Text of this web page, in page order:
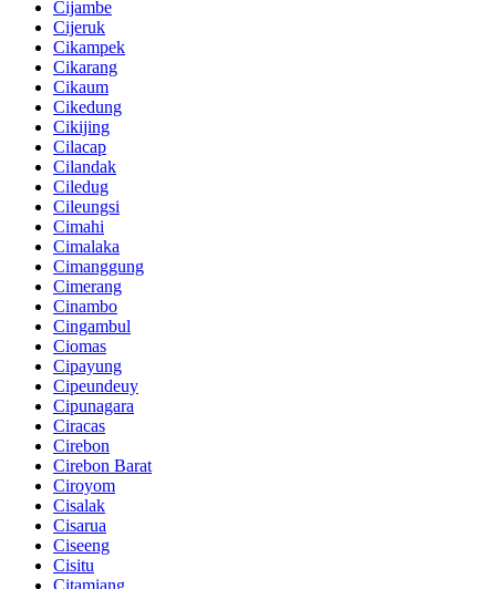
Cijambe
Cijeruk
Cikampek
Cikarang
Cikaum
Cikedung
Cikijing
Cilacap
Cilandak
Ciledug
Cileungsi
Cimahi
Cimalaka
Cimanggung
Cimerang
Cinambo
Cingambul
Ciomas
Cipayung
Cipeundeuy
Cipunagara
Ciracas
Cirebon
Cirebon Barat
Ciroyom
Cisalak
Cisarua
Ciseeng
Cisitu